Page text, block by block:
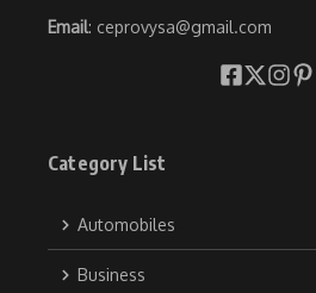
Email: ceprovysa@gmail.com
Category List
Automobiles
Business